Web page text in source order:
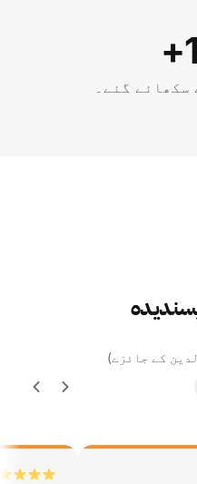
سکھائے گئے۔
کے جائزے)